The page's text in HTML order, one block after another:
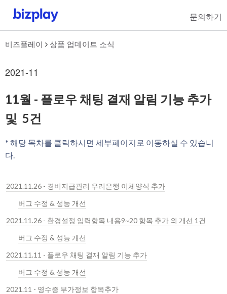
문의하기
비즈플레이 상품 업데이트 소식
2021-11
11월 - 플로우 채팅 결재 알림 기능 추가
및 5건
* 해당 목차를 클릭하시면 세부페이지로 이동하실 수 있습니
다.
2021.11.26 - 경비지급관리 우리은행 이체양식 추가
버그 수정 & 성능 개선
2021.11.26 - 환경설정 입력항목 내용9~20 항목 추가 외 개선 1건
버그 수정 & 성능 개선
2021.11.11 - 플로우 채팅 결재 알림 기능 추가
버그 수정 & 성능 개선
2021.11 - 영수증 부가정보 항목추가